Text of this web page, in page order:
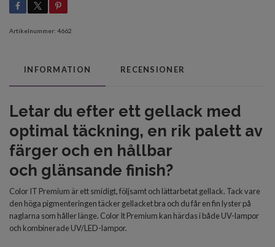
Artikelnummer: 4662
INFORMATION RECENSIONER
Letar du efter ett gellack med
optimal täckning, en rik palett av
färger och en hållbar
och glänsande finish?
Color IT Premium är ett smidigt, följsamt och lättarbetat gellack. Tack vare
den höga pigmenteringen täcker gellacket bra och du får en fin lyster på
naglarna som håller länge. Color It Premium kan härdas i både UV-lampor
och kombinerade UV/LED-lampor.